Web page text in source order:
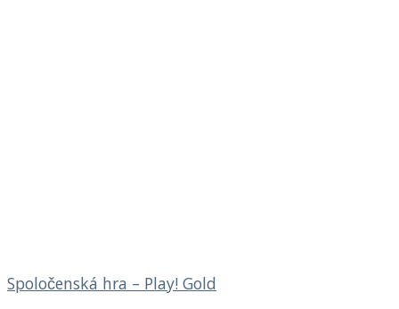
Spoločenská hra – Play! Gold